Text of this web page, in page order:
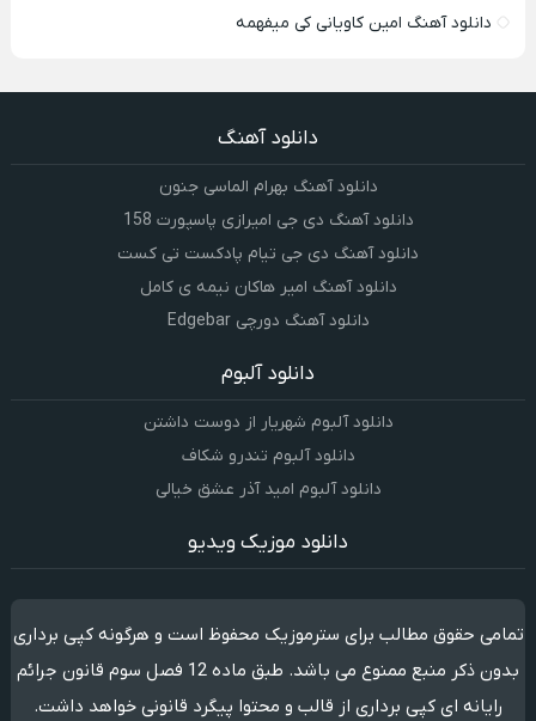
دانلود آهنگ امین کاویانی کی میفهمه
دانلود آهنگ
دانلود آهنگ بهرام الماسی جنون
دانلود آهنگ دی جی امیرازی پاسپورت 158
دانلود آهنگ دی جی تیام پادکست تی کست
دانلود آهنگ امیر هاکان نیمه ی کامل
دانلود آهنگ دورچی Edgebar
دانلود آلبوم
دانلود آلبوم شهریار از دوست داشتن
دانلود آلبوم تندرو شکاف
دانلود آلبوم امید آذر عشق خیالی
دانلود موزیک ویدیو
تمامی حقوق مطالب برای سترموزیک محفوظ است و هرگونه کپی برداری
بدون ذکر منبع ممنوع می باشد. طبق ماده 12 فصل سوم قانون جرائم
رایانه ای کپی برداری از قالب و محتوا پیگرد قانونی خواهد داشت.